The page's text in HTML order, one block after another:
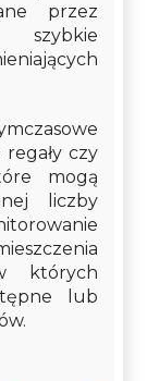
przez
szybkie
czy
mogą
liczby
których
lub